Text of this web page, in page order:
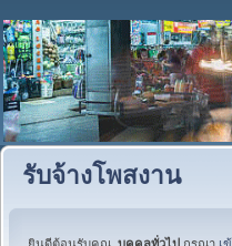
รับจ้างโพสงาน